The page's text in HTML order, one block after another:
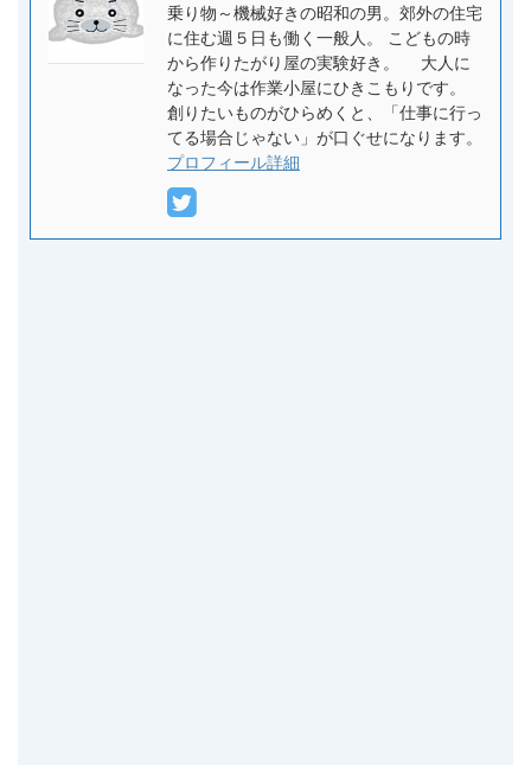
乗り物～機械好きの昭和の男。郊外の住宅
に住む週５日も働く一般人。 こどもの時
から作りたがり屋の実験好き。 大人に
なった今は作業小屋にひきこもりです。
創りたいものがひらめくと、「仕事に行っ
てる場合じゃない」が口ぐせになります。
プロフィール詳細